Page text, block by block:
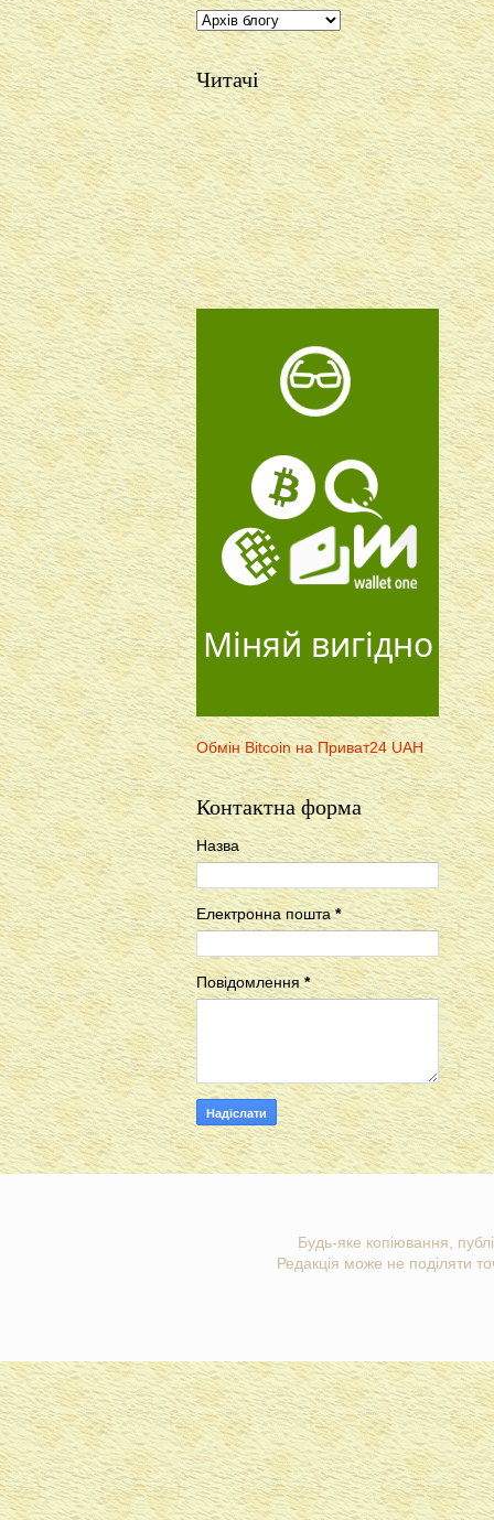
Читачі
Міняй вигідно
Обмін Bitcoin на Приват24 UAH
Контактна форма
Назва
Електронна пошта*
Повідомлення*
Будь-яке копіювання,
Редакція може не поділяти